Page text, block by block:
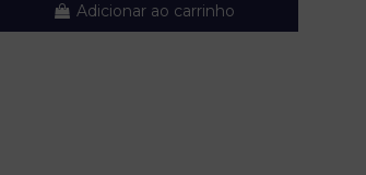
Adicionar ao carrinho